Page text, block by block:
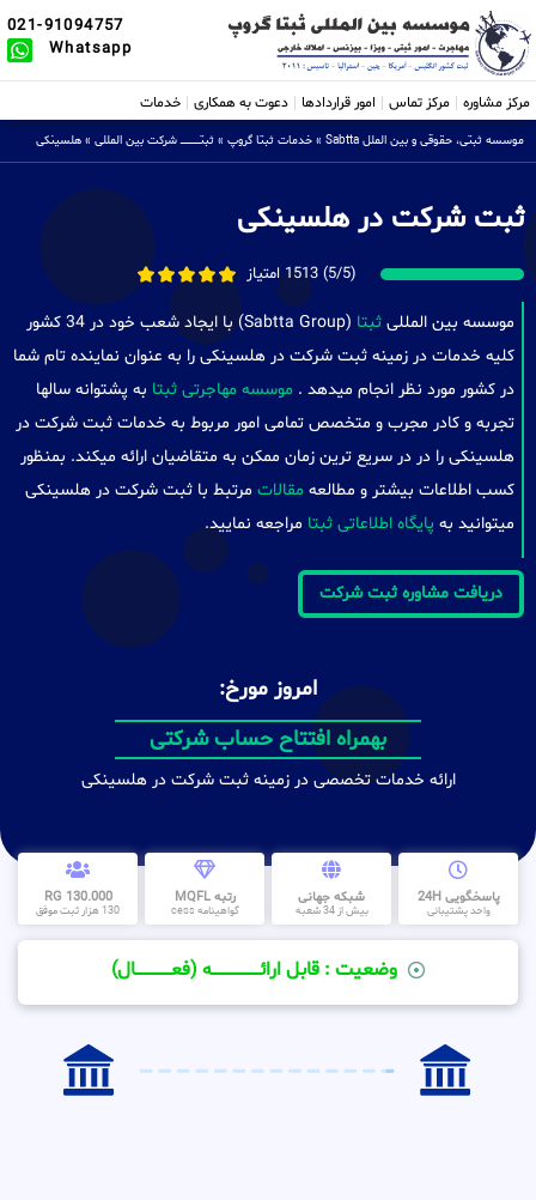
021-91094757
Whatsapp
مرکز مشاوره مرکز تماس امور قراردادها دعوت به همکاری خدمات
موسسه ثبتی، حقوقی و بین الملل Sabtta » خدمات ثبتا گروپ » ثبتــــــــــــــــ شرکت بین المللی » هلسینکی
ثبت شرکت در هلسینکی
(5/5) 1513 امتیاز
موسسه بین المللی ثبتا
(Sabtta Group) با ایجاد شعب خود در 34 کشور
کلیه خدمات در زمینه ثبت شرکت در هلسینکی را به عنوان نماینده تام شما
در کشور مورد نظر انجام میدهد . موسسه مهاجرتی ثبتا به پشتوانه سالها
تجربه و کادر مجرب و متخصص تمامی امور مربوط به خدمات ثبت شرکت در
هلسینکی را در در سریع ترین زمان ممکن به متقاضیان ارائه میکند. بمنظور
کسب اطلاعات بیشتر و مطالعه مقالات مرتبط با ثبت شرکت در هلسینکی
میتوانید به پایگاه اطلاعاتی ثبتا مراجعه نمایید.
دریافت مشاوره ثبت شرکت
امروز مورخ:
بهمراه افتتاح حساب شرکتی
ارائه خدمات تخصصی در زمینه ثبت شرکت در هلسینکی
پاسخگویی 24H
واحد پشتیبانی
شبکه جهانی
بیش از 34 شعبه
رتبه MQFL
گواهینامه cess
130.000 RG
130 هزار ثبت موفق
وضعیت : قابل ارائــــــــــــــــــــه (فعـــــــــــــــال)